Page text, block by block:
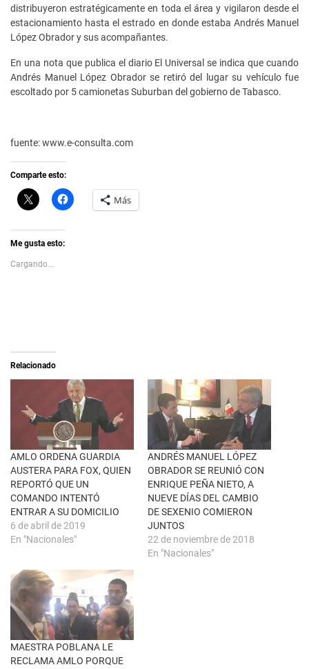
distribuyeron estratégicamente en toda el área y vigilaron desde el
estacionamiento hasta el estrado en donde estaba Andrés Manuel
López Obrador y sus acompañantes.
En una nota que publica el diario El Universal se indica que cuando
Andrés Manuel López Obrador se retiró del lugar su vehículo fue
escoltado por 5 camionetas Suburban del gobierno de Tabasco.
fuente: www.e-consulta.com
Comparte esto:
C
l
k
t
s
h
e
b
u
n
v
e
n
t
a
n
a
n
u
e
v
a
)
H
a
n
F
a
c
e
b
o
o
k
(
S
e
a
b
r
e
e
n
u
v
e
n
t
a
n
a
n
u
e
v
Más
Me gusta esto:
Cargando...
Relacionado
AMLO ORDENA GUARDIA
AUSTERA PARA FOX, QUIEN
REPORTÓ QUE UN
COMANDO INTENTÓ
ENTRAR A SU DOMICILIO
6 de abril de 2019
En "Nacionales"
ANDRÉS MANUEL LÓPEZ
OBRADOR SE REUNIÓ CON
ENRIQUE PEÑA NIETO, A
NUEVE DÍAS DEL CAMBIO
DE SEXENIO COMIERON
JUNTOS
22 de noviembre de 2018
En "Nacionales"
MAESTRA POBLANA LE
RECLAMA AMLO PORQUE